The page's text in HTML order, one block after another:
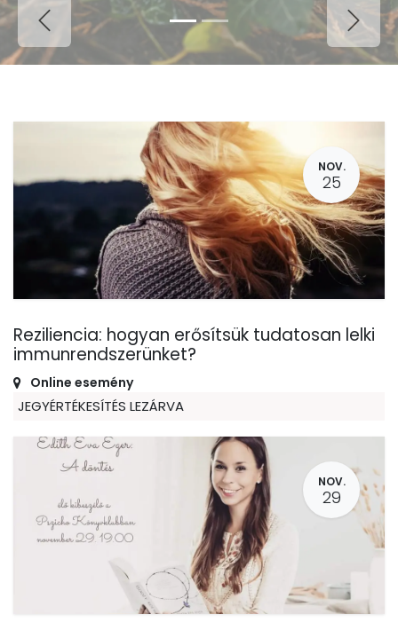
Previous Next
NOV.
25
Reziliencia: hogyan erősítsük tudatosan lelki
immunrendszerünket?
Online esemény
JEGYÉRTÉKESÍTÉS LEZÁRVA
NOV.
29